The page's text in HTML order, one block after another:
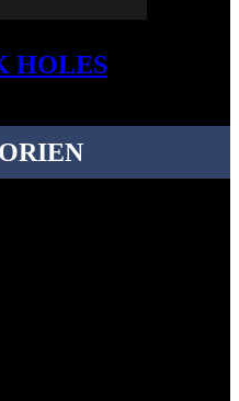
HOLES